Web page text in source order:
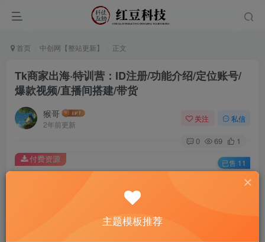
首页 中创网【整站更新】 正文
Tk商家出海·特训营：ID注册/功能介绍/定位账号/
爆款视频/直播间搭建/带货
猴哥
2年前更新
关注 私信
0 69 1
此内容为付费资源，请付费后查看
￥9.9
付费资源 已售 11
主题模板推荐